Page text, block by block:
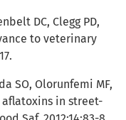
DC, Clegg PD,
to veterinary
SO, Olorunfemi MF,
aflatoxins in street-